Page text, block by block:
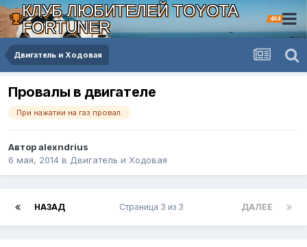
КЛУБ ЛЮБИТЕЛЕЙ TOYOTA
FORTUNER
4X4
Двигатель и Ходовая
Провалы в двигателе
При нажатии на газ провал.
Автор alexndrius
6 мая, 2014 в Двигатель и Ходовая
НАЗАД ДАЛЕЕ
Страница 3 из 3